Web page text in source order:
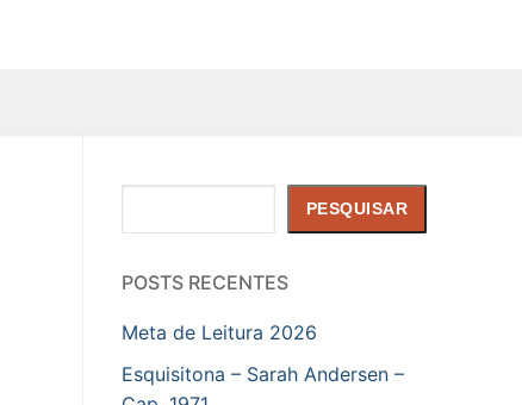
PESQUISAR
POSTS RECENTES
Meta de Leitura 2026
Esquisitona – Sarah Andersen –